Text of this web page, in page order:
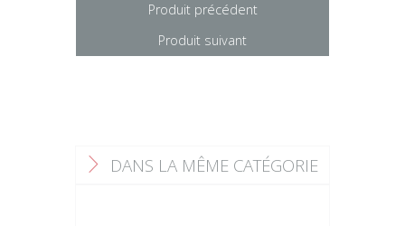
Produit précédent
Produit suivant
F DANS LA MÊME CATÉGORIE